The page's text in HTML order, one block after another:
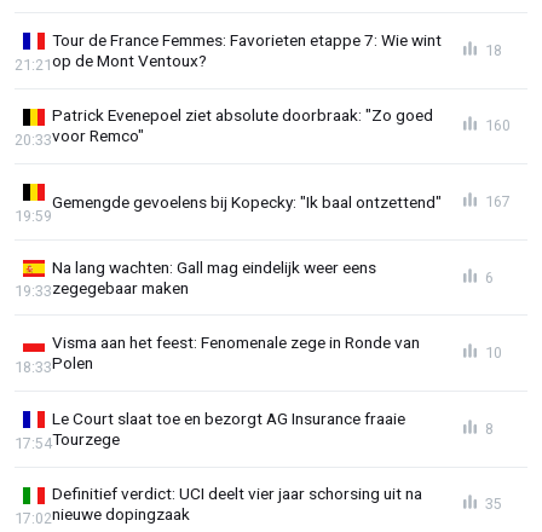
Tour de France Femmes: Favorieten etappe 7: Wie wint
op de Mont Ventoux?
21:21
18
Patrick Evenepoel ziet absolute doorbraak: "Zo goed
voor Remco"
20:33
160
Gemengde gevoelens bij Kopecky: "Ik baal ontzettend"
19:59
167
Na lang wachten: Gall mag eindelijk weer eens
zegegebaar maken
19:33
6
Visma aan het feest: Fenomenale zege in Ronde van
Polen
18:33
10
Le Court slaat toe en bezorgt AG Insurance fraaie
Tourzege
17:54
8
Definitief verdict: UCI deelt vier jaar schorsing uit na
nieuwe dopingzaak
17:02
35